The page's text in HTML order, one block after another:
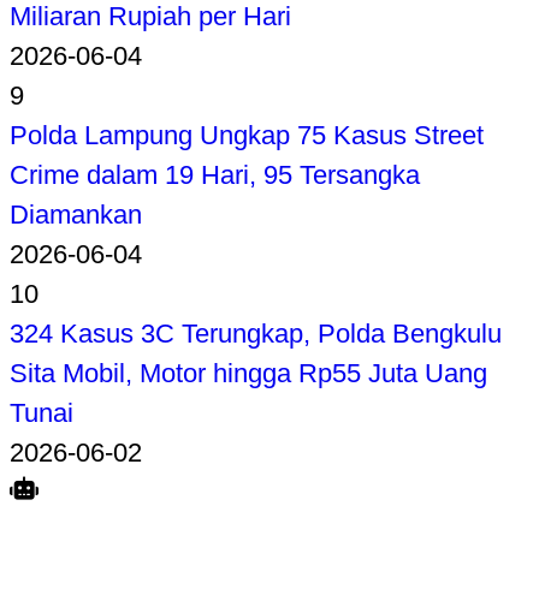
Miliaran Rupiah per Hari
2026-06-04
9
Polda Lampung Ungkap 75 Kasus Street
Crime dalam 19 Hari, 95 Tersangka
Diamankan
2026-06-04
10
324 Kasus 3C Terungkap, Polda Bengkulu
Sita Mobil, Motor hingga Rp55 Juta Uang
Tunai
2026-06-02